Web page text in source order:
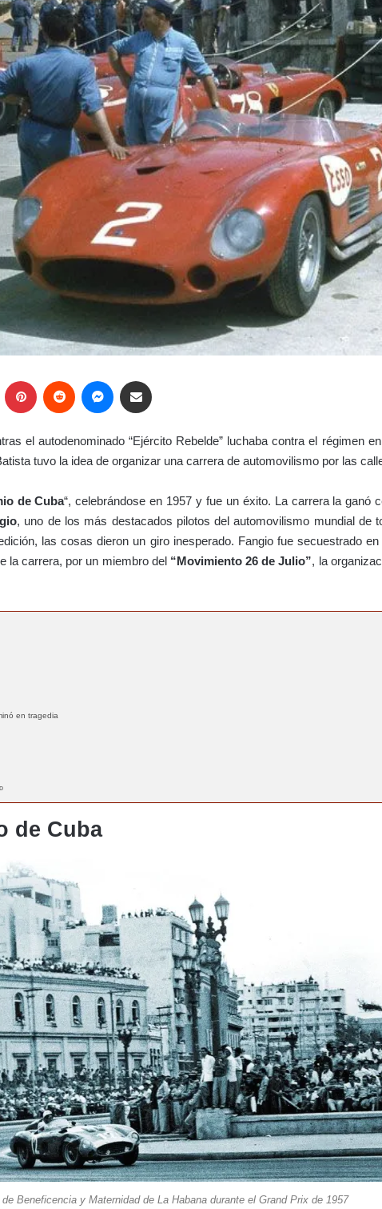
Tumblr Pinterest Reddit Messenger
el autodenominado “Ejército Rebelde” luchaba contra el régimen
tuvo la idea de organizar una carrera de automovilismo por las
de Cuba“, celebrándose en 1957 y fue un éxito. La carrera la ganó
, uno de los más destacados pilotos del automovilismo mundial de
las cosas dieron un giro inesperado. Fangio fue secuestrado
la carrera, por un miembro del “Movimiento 26 de Julio”, la
en tragedia
de Cuba
Beneficencia y Maternidad de La Habana durante el Grand Prix de 1957